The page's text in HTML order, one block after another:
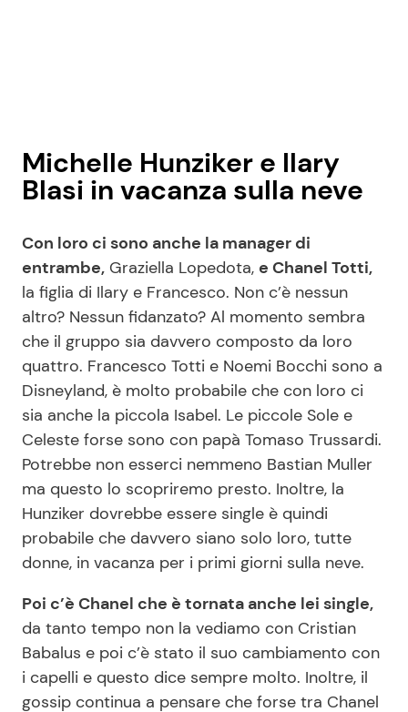
Michelle Hunziker e Ilary
Blasi in vacanza sulla neve
Con loro ci sono anche la manager di
entrambe, Graziella Lopedota, e Chanel Totti,
la figlia di Ilary e Francesco. Non c’è nessun
altro? Nessun fidanzato? Al momento sembra
che il gruppo sia davvero composto da loro
quattro. Francesco Totti e Noemi Bocchi sono a
Disneyland, è molto probabile che con loro ci
sia anche la piccola Isabel. Le piccole Sole e
Celeste forse sono con papà Tomaso Trussardi.
Potrebbe non esserci nemmeno Bastian Muller
ma questo lo scopriremo presto. Inoltre, la
Hunziker dovrebbe essere single è quindi
probabile che davvero siano solo loro, tutte
donne, in vacanza per i primi giorni sulla neve.
Poi c’è Chanel che è tornata anche lei single,
da tanto tempo non la vediamo con Cristian
Babalus e poi c’è stato il suo cambiamento con
i capelli e questo dice sempre molto. Inoltre, il
gossip continua a pensare che forse tra Chanel